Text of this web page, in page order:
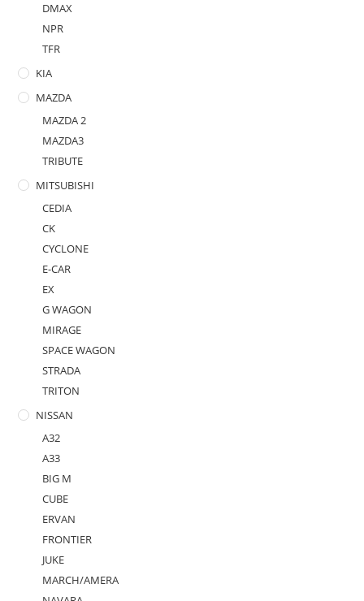
DMAX
NPR
TFR
KIA
MAZDA
MAZDA 2
MAZDA3
TRIBUTE
MITSUBISHI
CEDIA
CK
CYCLONE
E-CAR
EX
G WAGON
MIRAGE
SPACE WAGON
STRADA
TRITON
NISSAN
A32
A33
BIG M
CUBE
ERVAN
FRONTIER
JUKE
MARCH/AMERA